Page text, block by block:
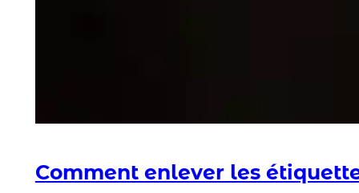
Comment enlever les